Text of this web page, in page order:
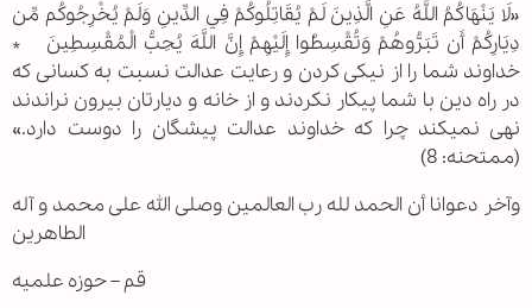
«لَا يَنْهَاكُمُ اللَّهُ عَنِ الَّذِينَ لَمْ يُقَاتِلُوكُمْ فِي الدِّينِ وَلَمْ يُخْرِجُوكُم مِّن
دِيَارِكُمْ أَن تَبَرُّوهُمْ وَتُقْسِطُوا إِلَيْهِمْ إِنَّ اللَّهَ يُحِبُّ الْمُقْسِطِينَ *
خداوند شما را از نیکی کردن و رعایت عدالت نسبت به کسانی که
در راه دین با شما پیکار نکردند و از خانه و دیارتان بیرون نراندند
نهی نمی‏کند چرا که خداوند عدالت پیشگان را دوست دارد.»
(ممتحنه: 8)
وآخر دعوانا أن الحمد لله رب العالمین وصلی الله علی محمد و آله
الطاهرین
قم – حوزه علمیه